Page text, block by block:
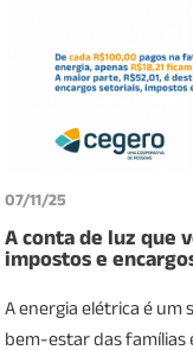
07/11/25
A conta de luz que
impostos e
A energia elétrica é um
bem-estar das famílias